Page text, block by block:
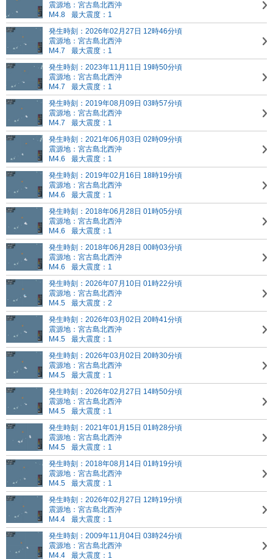
震源地：宮古島北西沖
M4.8
最大震度：1
発生時刻：2026年02月27日 12時46分頃
震源地：宮古島北西沖
M4.7
最大震度：1
発生時刻：2023年11月11日 19時50分頃
震源地：宮古島北西沖
M4.7
最大震度：1
発生時刻：2019年08月09日 03時57分頃
震源地：宮古島北西沖
M4.7
最大震度：1
発生時刻：2021年06月03日 02時09分頃
震源地：宮古島北西沖
M4.6
最大震度：1
発生時刻：2019年02月16日 18時19分頃
震源地：宮古島北西沖
M4.6
最大震度：1
発生時刻：2018年06月28日 01時05分頃
震源地：宮古島北西沖
M4.6
最大震度：1
発生時刻：2018年06月28日 00時03分頃
震源地：宮古島北西沖
M4.6
最大震度：1
発生時刻：2026年07月10日 01時22分頃
震源地：宮古島北西沖
M4.5
最大震度：2
発生時刻：2026年03月02日 20時41分頃
震源地：宮古島北西沖
M4.5
最大震度：1
発生時刻：2026年03月02日 20時30分頃
震源地：宮古島北西沖
M4.5
最大震度：1
発生時刻：2026年02月27日 14時50分頃
震源地：宮古島北西沖
M4.5
最大震度：1
発生時刻：2021年01月15日 01時28分頃
震源地：宮古島北西沖
M4.5
最大震度：1
発生時刻：2018年08月14日 01時19分頃
震源地：宮古島北西沖
M4.5
最大震度：1
発生時刻：2026年02月27日 12時19分頃
震源地：宮古島北西沖
M4.4
最大震度：1
発生時刻：2009年11月04日 03時24分頃
震源地：宮古島北西沖
M4.4
最大震度：1